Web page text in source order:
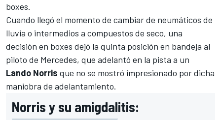
boxes.
Cuando llegó el momento de cambiar de neumáticos de
lluvia o intermedios a compuestos de seco, una
decisión en boxes dejó la quinta posición en bandeja al
piloto de Mercedes, que adelantó en la pista a un
Lando Norris que no se mostró impresionado por dicha
maniobra de adelantamiento.
Norris y su amigdalitis: